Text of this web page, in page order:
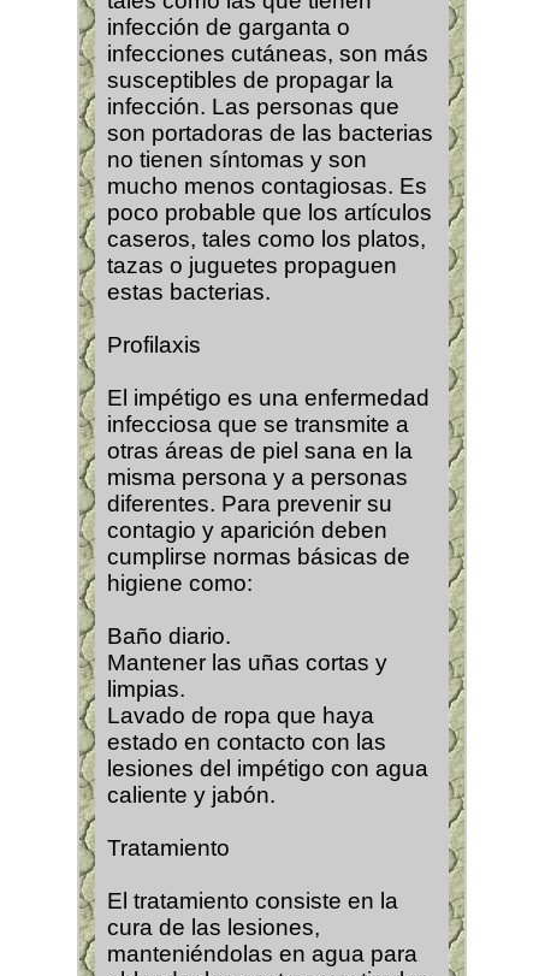
infección de garganta o
infecciones cutáneas, son más
susceptibles de propagar la
infección. Las personas que
son portadoras de las bacterias
no tienen síntomas y son
mucho menos contagiosas. Es
poco probable que los artículos
caseros, tales como los platos,
tazas o juguetes propaguen
estas bacterias.
Profilaxis
El impétigo es una enfermedad
infecciosa que se transmite a
otras áreas de piel sana en la
misma persona y a personas
diferentes. Para prevenir su
contagio y aparición deben
cumplirse normas básicas de
higiene como:
Baño diario.
Mantener las uñas cortas y
limpias.
Lavado de ropa que haya
estado en contacto con las
lesiones del impétigo con agua
caliente y jabón.
Tratamiento
El tratamiento consiste en la
cura de las lesiones,
manteniéndolas en agua para